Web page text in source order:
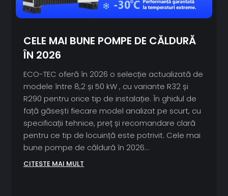
CELE MAI BUNE POMPE DE CĂLDURĂ
ÎN 2026
ECO-TEC oferă în 2026 o selecție actualizată de
modele între 8,2 și 50 kW , cu variante R32 și
R290 pentru orice tip de instalație. În ghidul de
față găsești fiecare model analizat pe scurt, cu
specificații tehnice, preț și recomandare clară
pentru ce tip de locuință este potrivit. Cele mai
bune pompe de căldură în 2026...
CITESTE MAI MULT